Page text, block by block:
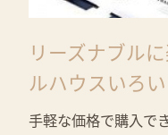
リーズナブル
ルハウスいろ
手軽な価格で購入で